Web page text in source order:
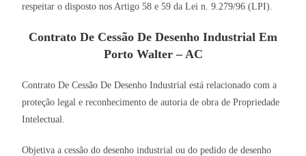
respeitar o disposto nos Artigo 58 e 59 da Lei n. 9.279/96 (LPI).
Contrato De Cessão De Desenho Industrial Em
Porto Walter – AC
Contrato De Cessão De Desenho Industrial está relacionado com a
proteção legal e reconhecimento de autoria de obra de Propriedade
Intelectual.
Objetiva a cessão do desenho industrial ou do pedido de desenho